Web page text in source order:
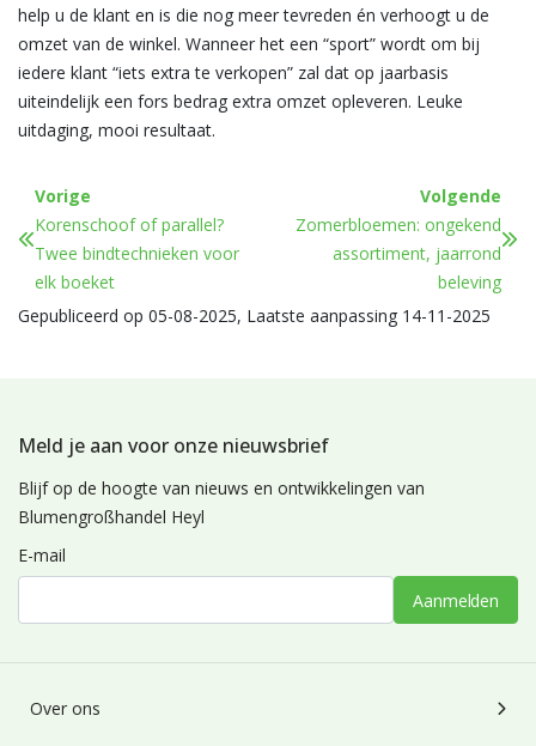
help u de klant en is die nog meer tevreden én verhoogt u de
omzet van de winkel. Wanneer het een “sport” wordt om bij
iedere klant “iets extra te verkopen” zal dat op jaarbasis
uiteindelijk een fors bedrag extra omzet opleveren. Leuke
uitdaging, mooi resultaat.
Vorige
Korenschoof of parallel?
Twee bindtechnieken voor
elk boeket
Volgende
Zomerbloemen: ongekend
assortiment, jaarrond
beleving
Gepubliceerd op 05-08-2025, Laatste aanpassing 14-11-2025
Meld je aan voor onze nieuwsbrief
Blijf op de hoogte van nieuws en ontwikkelingen van
Blumengroßhandel Heyl
E-mail
Aanmelden
Over ons